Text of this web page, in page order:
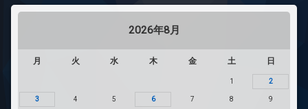
2026年8月
月 火 水 木 金 土 日
1 2
3 4 5 6 7 8 9